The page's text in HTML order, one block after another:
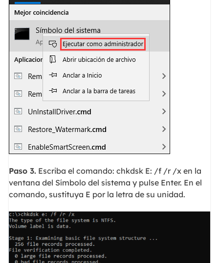
Paso 3.Escriba el comando: chkdsk E: /f /r /x en la
ventana del Símbolo del sistema y pulse Enter. En el
comando, sustituya E por la letra de su unidad.